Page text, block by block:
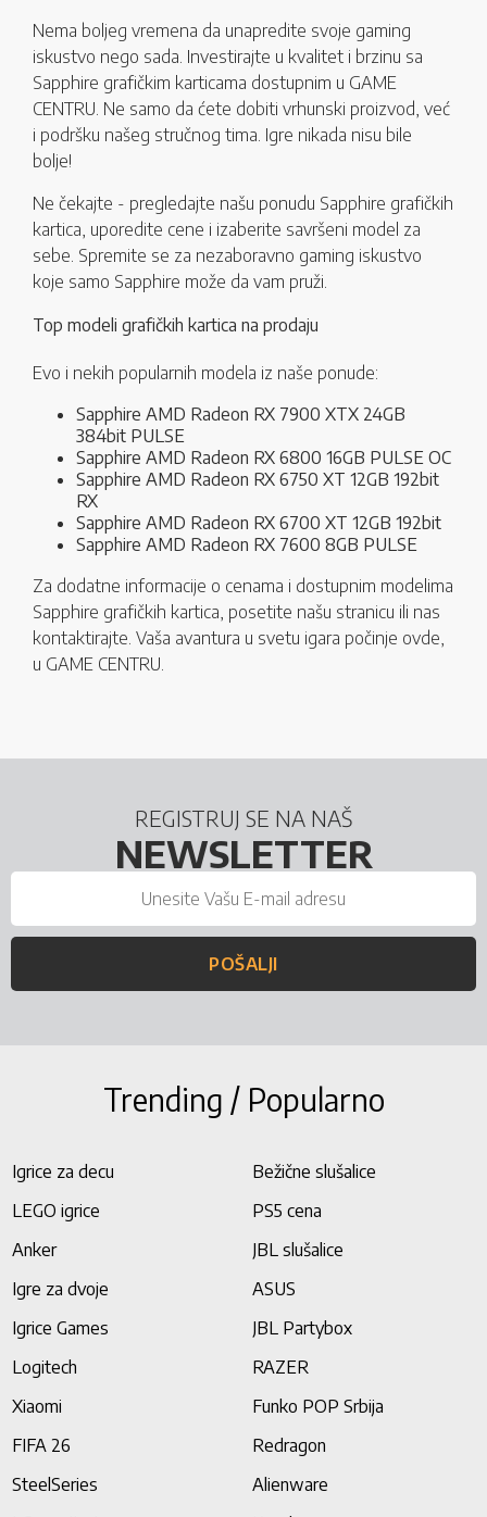
Nema boljeg vremena da unapredite svoje gaming
iskustvo nego sada. Investirajte u kvalitet i brzinu sa
Sapphire grafičkim karticama dostupnim u GAME
CENTRU. Ne samo da ćete dobiti vrhunski proizvod, već
i podršku našeg stručnog tima. Igre nikada nisu bile
bolje!
Ne čekajte - pregledajte našu ponudu Sapphire grafičkih
kartica, uporedite cene i izaberite savršeni model za
sebe. Spremite se za nezaboravno gaming iskustvo
koje samo Sapphire može da vam pruži.
Top modeli grafičkih kartica na prodaju
Evo i nekih popularnih modela iz naše ponude:
Sapphire AMD Radeon RX 7900 XTX 24GB
384bit PULSE
Sapphire AMD Radeon RX 6800 16GB PULSE OC
Sapphire AMD Radeon RX 6750 XT 12GB 192bit
RX
Sapphire AMD Radeon RX 6700 XT 12GB 192bit
Sapphire AMD Radeon RX 7600 8GB PULSE
Za dodatne informacije o cenama i dostupnim modelima
Sapphire grafičkih kartica, posetite našu stranicu ili nas
kontaktirajte. Vaša avantura u svetu igara počinje ovde,
u GAME CENTRU.
REGISTRUJ SE NA NAŠ
NEWSLETTER
POŠALJI
Trending / Popularno
Igrice za decu
Bežične slušalice
LEGO igrice
PS5 cena
Anker
JBL slušalice
Igre za dvoje
ASUS
Igrice Games
JBL Partybox
Logitech
RAZER
Xiaomi
Funko POP Srbija
FIFA 26
Redragon
SteelSeries
Alienware